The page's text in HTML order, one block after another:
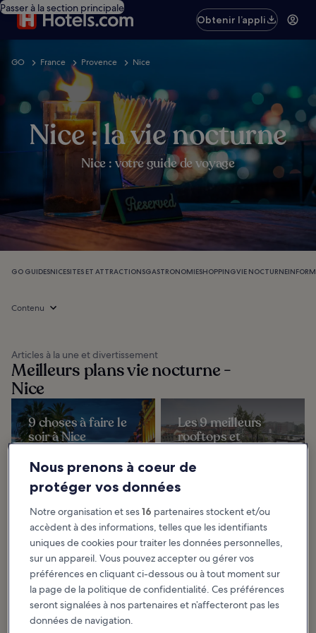
Passer à la section principale
Obtenir l’appli
GO France Provence Nice
Nice : la vie nocturne
Nice : votre guide de voyage
GO GUIDESNICESITES ET ATTRACTIONSGASTRONOMIESHOPPINGVIE NOCTURNE
Contenu
Articles à la une et divertissement
Meilleurs plans vie nocturne -
Nice
9 choses à faire le
soir à Nice
À Nice, après un bon dîner, il
découvrir la riche culture de cette
ville située aux abords des eaux
bleues de...
Les 9 meilleurs
rooftops et
Si vous recherchez un endroit
original pour passer une soirée
romantique après une après-midi
simplement...
Les 10 meilleurs
clubs et bars de
plage de Nice
La capitale de la Côte d’Azur offre
de nombreux endroits où se
détendre et admirer la beauté du
sud de la France. Dès votre
arrivée, vous...
Nous prenons à coeur de
protéger vos données
Notre organisation et ses16 partenaires stockent et/ou
accèdent à des informations, telles que les identifiants
uniques de cookies pour traiter les données personnelles,
sur un appareil. Vous pouvez accepter ou gérer vos
préférences en cliquant ci-dessous ou à tout moment sur
la page de la politique de confidentialité. Ces préférences
seront signalées à nos partenaires et n’affecteront pas les
données de navigation.